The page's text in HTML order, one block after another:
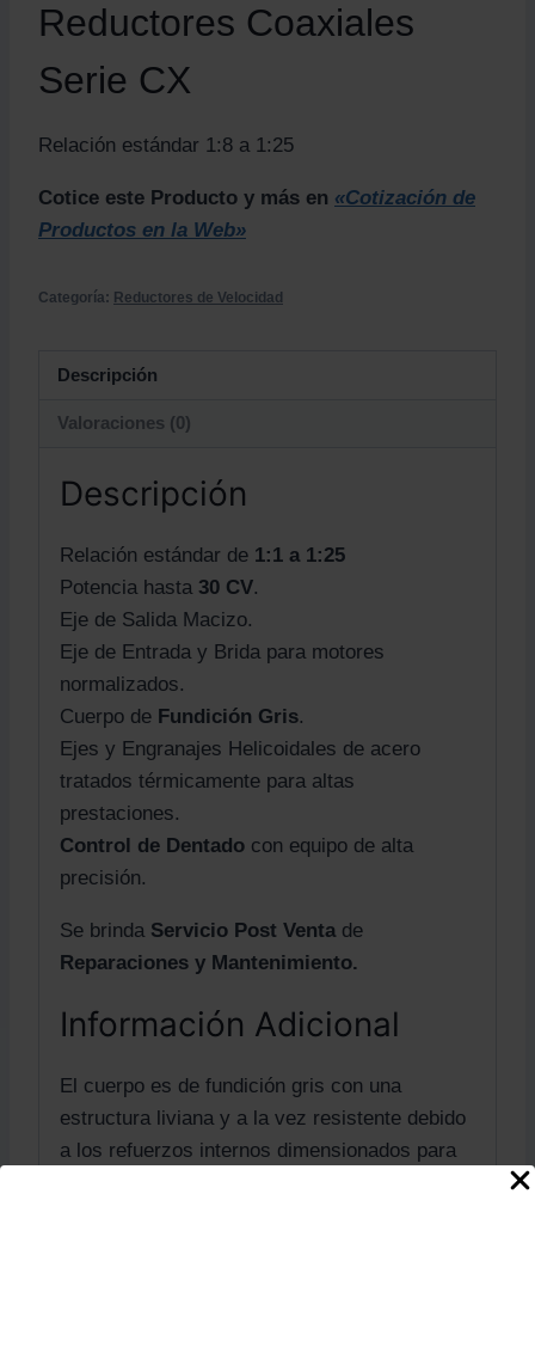
Reductores Coaxiales
Serie CX
Relación estándar 1:8 a 1:25
Cotice este Producto y más en «Cotización de
Productos en la Web»
Categoría: Reductores de Velocidad
Descripción
Valoraciones (0)
Descripción
Relación estándar de 1:1 a 1:25
Potencia hasta 30 CV.
Eje de Salida Macizo.
Eje de Entrada y Brida para motores
normalizados.
Cuerpo de Fundición Gris.
Ejes y Engranajes Helicoidales de acero
tratados térmicamente para altas
prestaciones.
Control de Dentado con equipo de alta
precisión.
Se brinda Servicio Post Venta de
Reparaciones y Mantenimiento.
Información Adicional
El cuerpo es de fundición gris con una
estructura liviana y a la vez resistente debido
a los refuerzos internos dimensionados para